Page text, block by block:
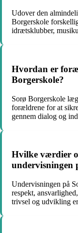
Udover den
Borgerskole
idrætsklubber,
Hvordan er
Borgerskole?
Sorø Borgerskole
forældrene for at
gennem dialog og
Hvilke værdier
undervisningen
Undervisningen på
respekt,
trivsel og udvikling